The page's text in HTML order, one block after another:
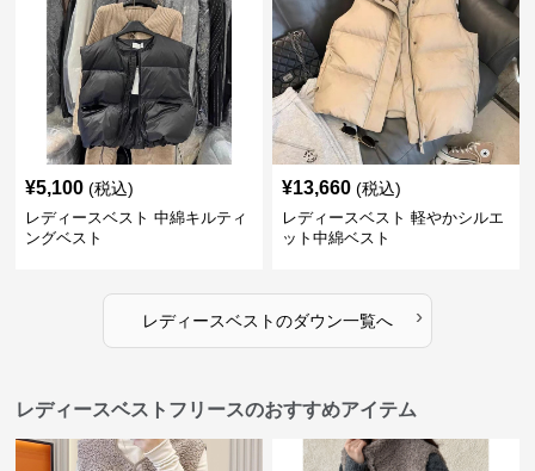
¥5,100 (税込)
レディースベスト 中綿キルティ
ングベスト
¥13,660 (税込)
レディースベスト 軽やかシルエ
ット中綿ベスト
レディースベストのダウン一覧へ ›
レディースベストフリースのおすすめアイテム